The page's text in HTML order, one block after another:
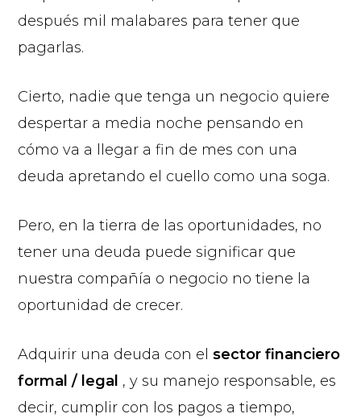
después mil malabares para tener que
pagarlas.
Cierto, nadie que tenga un negocio quiere
despertar a media noche pensando en
cómo va a llegar a fin de mes con una
deuda apretando el cuello como una soga.
Pero, en la tierra de las oportunidades, no
tener una deuda puede significar que
nuestra compañía o negocio no tiene la
oportunidad de crecer.
Adquirir una deuda con elsector financiero
formal / legal , y su manejo responsable, es
decir, cumplir con los pagos a tiempo,